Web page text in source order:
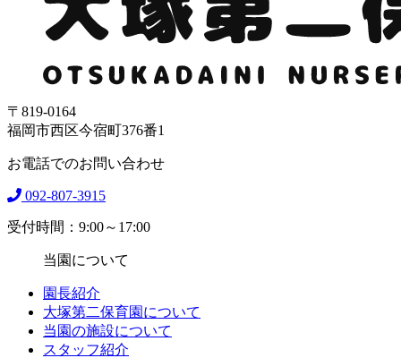
〒819-0164
福岡市西区今宿町376番1
お電話でのお問い合わせ
092-807-3915
受付時間：9:00～17:00
当園について
園長紹介
大塚第二保育園について
当園の施設について
スタッフ紹介